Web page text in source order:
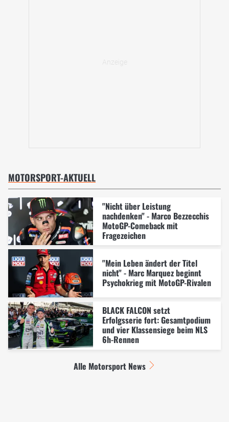
MOTORSPORT-AKTUELL
"Nicht über Leistung
nachdenken" - Marco Bezzecchis
MotoGP-Comeback mit
Fragezeichen
"Mein Leben ändert der Titel
nicht" - Marc Marquez beginnt
Psychokrieg mit MotoGP-Rivalen
BLACK FALCON setzt
Erfolgsserie fort: Gesamtpodium
und vier Klassensiege beim NLS
6h-Rennen
Alle Motorsport News